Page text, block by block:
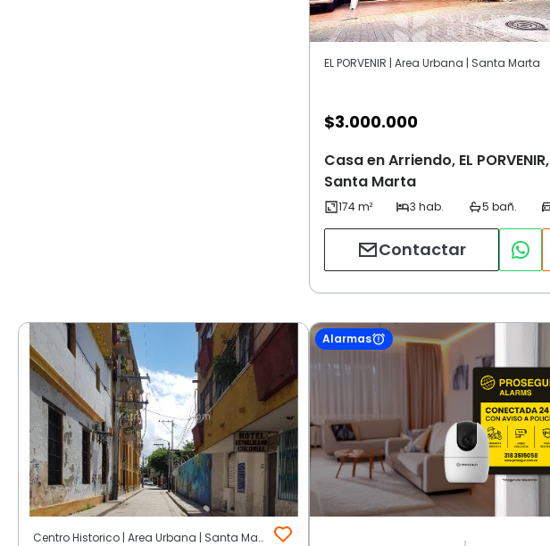
EL PORVENIR | Area Urbana | Santa Marta
$3.000.000
Casa en Arriendo, EL PORVENIR,
Santa Marta
Contactar
Centro Historico | Area Urbana | Santa Marta
Alarmas